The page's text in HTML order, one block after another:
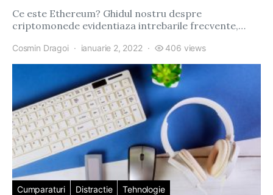
Ce este Ethereum? Ghidul nostru despre
criptomonede evidentiaza intrebarile frecvente,…
Cosmin Dragoi ianuarie 2, 2022 406 views
Cumparaturi Distractie Tehnologie